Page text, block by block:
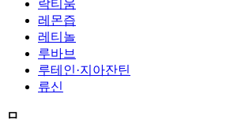
락티움
레몬즙
레티놀
루바브
루테인·지아잔틴
류신
ㅁ